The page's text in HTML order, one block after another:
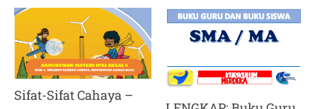
Sifat-Sifat Cahaya –